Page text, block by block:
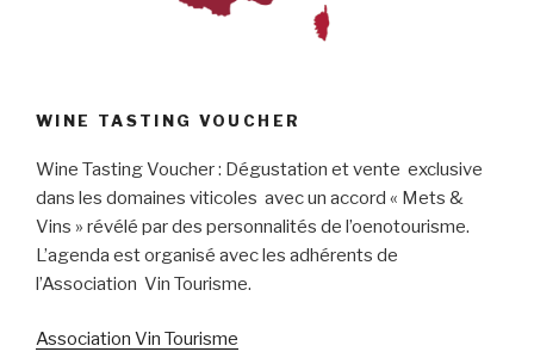
WINE TASTING VOUCHER
Wine Tasting Voucher : Dégustation et vente exclusive
dans les domaines viticoles avec un accord « Mets &
Vins » révélé par des personnalités de l’oenotourisme.
L’agenda est organisé avec les adhérents de
l’Association Vin Tourisme.
Association Vin Tourisme